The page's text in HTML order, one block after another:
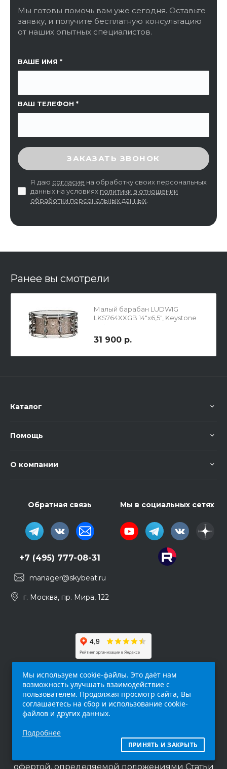
Мы готовы помочь вам уже сегодня. Оставьте
заявку, и получите бесплатную консультацию
от наших опытных специалистов.
ВАШЕ ИМЯ
ВАШ ТЕЛЕФОН
ССЫЛКА НА СТРАНИЦУ
ВВЕДИТЕ ПРОВЕРОЧНЫЙ КОД
ЗАКАЗАТЬ ЗВОНОК
Я даю согласие на обработку своих персональных
данных на условиях политики в отношении
обработки персональных данных
Ранее вы смотрели
Малый барабан LUDWIG
LKS764XXGB 14"x6,5", Keystone
series
31 900 р.
Каталог
Помощь
О компании
Обратная связь
+7 (495) 777-08-31
manager@skybeat.ru
г. Москва, пр. Мира, 122
Мы в социальных сетях
интернет-сайт (
исключительно информационный характер и
ни при каких условиях не является публичной
офертой, определяемой положениями Статьи
Мы используем cookie-файлы. Это даёт нам
возможность улучшать взаимодействие с
пользователем. Продолжая просмотр сайта, Вы
соглашаетесь на сбор и использование cookie-
файлов и других данных.
Подробнее
ПРИНЯТЬ И ЗАКРЫТЬ